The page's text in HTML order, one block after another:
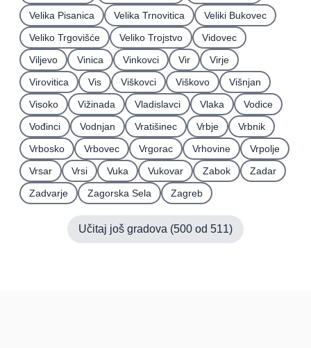
Velika Pisanica
Velika Trnovitica
Veliki Bukovec
Veliko Trgovišće
Veliko Trojstvo
Vidovec
Viljevo
Vinica Vinkovci Vir
Virje
Virovitica
Vis Viškovci Viškovo
Višnjan
Visoko
Vižinada Vladislavci Vlaka
Vodice
Vođinci
Vodnjan Vratišinec Vrbje
Vrbnik
Vrbosko
Vrbovec Vrgorac Vrhovine
Vrpolje
Vrsar
Vrsi Vuka Vukovar Zabok
Zadar
Zadvarje
Zagorska Sela Zagreb
Učitaj još gradova (500 od 511)